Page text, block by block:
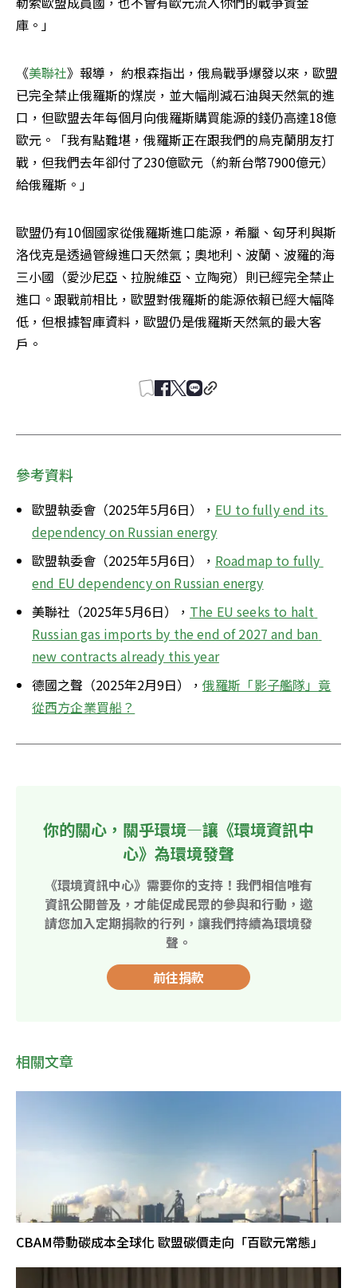
庫。」
《美聯社》報導， 約根森指出，俄烏戰爭爆發以來，歐盟
已完全禁止俄羅斯的煤炭，並大幅削減石油與天然氣的進
口，但歐盟去年每個月向俄羅斯購買能源的錢仍高達18億
歐元。「我有點難堪，俄羅斯正在跟我們的烏克蘭朋友打
戰，但我們去年卻付了230億歐元（約新台幣7900億元）
給俄羅斯。」
歐盟仍有10個國家從俄羅斯進口能源，希臘、匈牙利與斯
洛伐克是透過管線進口天然氣；奧地利、波蘭、波羅的海
三小國（愛沙尼亞、拉脫維亞、立陶宛）則已經完全禁止
進口。跟戰前相比，歐盟對俄羅斯的能源依賴已經大幅降
低，但根據智庫資料，歐盟仍是俄羅斯天然氣的最大客
戶。
參考資料
歐盟執委會（2025年5月6日）， EU to fully end its
dependency on Russian energy
歐盟執委會（2025年5月6日）， Roadmap to fully
end EU dependency on Russian energy
美聯社（2025年5月6日）， The EU seeks to halt
Russian gas imports by the end of 2027 and ban
new contracts already this year
德國之聲（2025年2月9日）， 俄羅斯「影子艦隊」竟
從西方企業買船？
你的關心，關乎環境—讓《環境資訊中
心》為環境發聲
《環境資訊中心》需要你的支持！我們相信唯有
資訊公開普及，才能促成民眾的參與和行動，邀
請您加入定期捐款的行列，讓我們持續為環境發
聲。
前往捐款
相關文章
CBAM帶動碳成本全球化 歐盟碳價走向「百歐元常態」